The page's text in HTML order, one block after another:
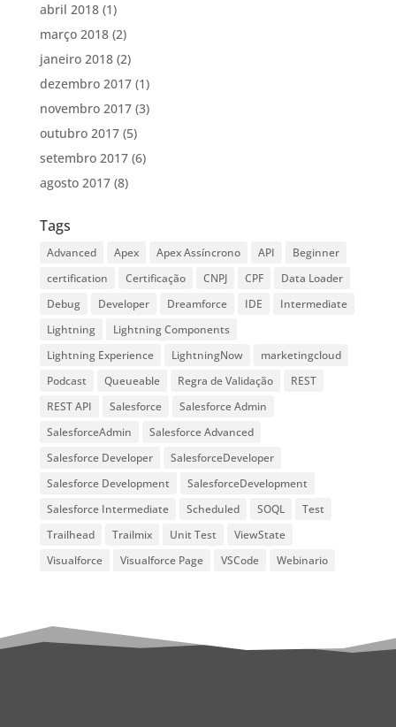
abril 2018(1)
março 2018(2)
janeiro 2018(2)
dezembro 2017(1)
novembro 2017(3)
outubro 2017(5)
setembro 2017(6)
agosto 2017(8)
Tags
Advanced Apex Apex Assíncrono API
Beginner
certification
Certificação CNPJ CPF
Data Loader
Debug
Developer Dreamforce IDE
Intermediate
Lightning
Lightning Components
Lightning Experience
LightningNow
marketingcloud
Podcast
Queueable Regra de Validação
REST
REST API
Salesforce
Salesforce Admin
SalesforceAdmin
Salesforce Advanced
Salesforce Developer
SalesforceDeveloper
Salesforce Development
SalesforceDevelopment
Salesforce Intermediate
Scheduled SOQL
Test
Trailhead
Trailmix Unit Test
ViewState
Visualforce
Visualforce Page VSCode Webinario